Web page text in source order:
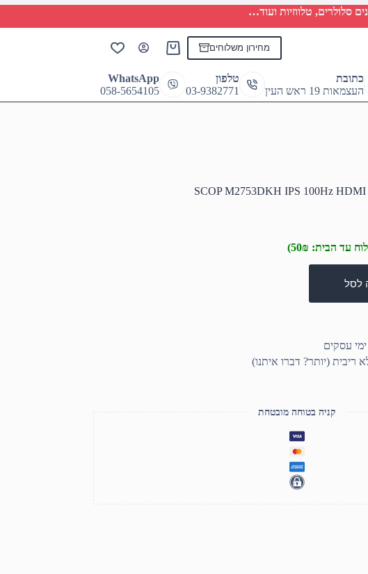
סלולרים, טלווזיות ועוד…
מחירון משלוחים
Shopping
כתובת
העצמאות 19 ראש העין
טלפון
03-9382771
WhatsApp
058-5654105
הבית: 50₪)
לסל
קניה בטוחה מובטחת